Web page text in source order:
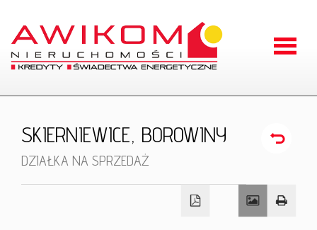
SKIERNIEWICE, BOROWINY
DZIAŁKA NA SPRZEDAŻ